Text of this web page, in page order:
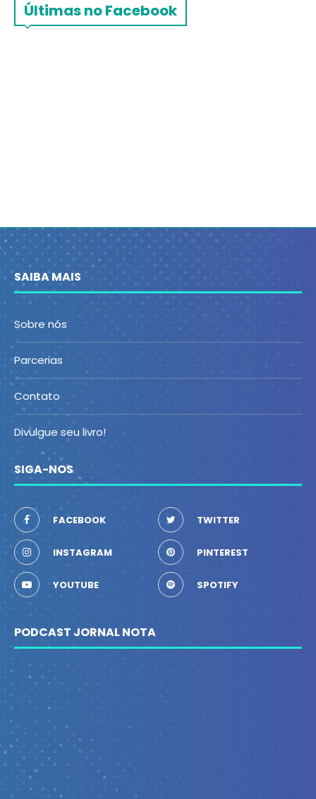
Últimas no Facebook
SAIBA MAIS
Sobre nós
Parcerias
Contato
Divulgue seu livro!
SIGA-NOS
FACEBOOK TWITTER
INSTAGRAM PINTEREST
YOUTUBE SPOTIFY
PODCAST JORNAL NOTA